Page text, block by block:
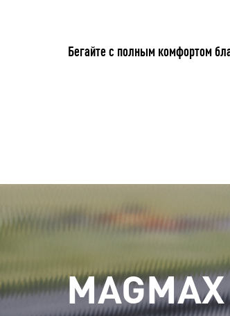
Бегайте с полным комфортом
MAGMAX